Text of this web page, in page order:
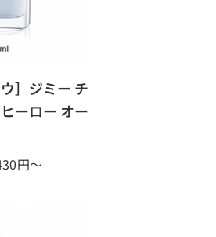
］ジミー チ
ーロー オー
円～